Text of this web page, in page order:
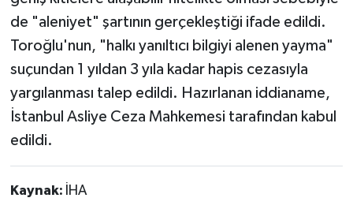
de "aleniyet" şartının gerçekleştiği ifade edildi.
Toroğlu'nun, "halkı yanıltıcı bilgiyi alenen yayma"
suçundan 1 yıldan 3 yıla kadar hapis cezasıyla
yargılanması talep edildi. Hazırlanan iddianame,
İstanbul Asliye Ceza Mahkemesi tarafından kabul
edildi.
Kaynak: İHA